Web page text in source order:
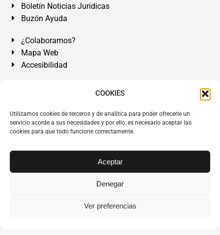
COOKIES
Utilizamos cookies de terceros y de analítica para poder ofrecerle un
servicio acorde a sus necesidades y por ello, es necesario aceptar las
cookies para que todo funcione correctamente.
Aceptar
Denegar
Ver preferencias
Boletín Noticias Jurídicas
Buzón Ayuda
¿Colaboramos?
Mapa Web
Accesibilidad
Álvarez Abogados Tenerife:Calle Teobaldo Power Nº 7,
de Tenerife. Islas Canarias.
Somos Abogados especialistas del Derecho desde 1954.
Tenerife Sur .Mejores Abogados Tenerife
Abogados colegiados y ejercientes del ICATF.
Todos los derechos reservados.